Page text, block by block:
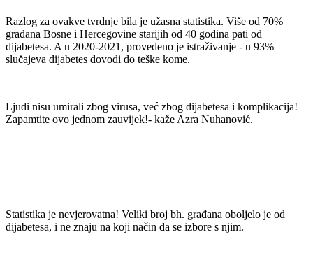
Razlog za ovakve tvrdnje bila je užasna statistika. Više od 70%
građana Bosne i Hercegovine starijih od 40 godina pati od
dijabetesa. A u 2020-2021, provedeno je istraživanje - u 93%
slučajeva dijabetes dovodi do teške kome.
Ljudi nisu umirali zbog virusa, već zbog dijabetesa i komplikacija!
Zapamtite ovo jednom zauvijek!- kaže Azra Nuhanović.
Statistika je nevjerovatna! Veliki broj bh. građana oboljelo je od
dijabetesa, i ne znaju na koji način da se izbore s njim.